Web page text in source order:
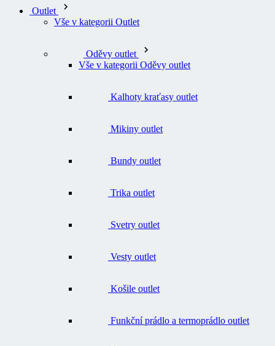
Outlet
Vše v kategorii Outlet
Vše v kategorii Oděvy outlet